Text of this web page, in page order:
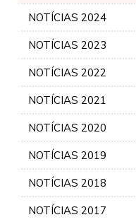
NOTÍCIAS 2024
NOTÍCIAS 2023
NOTÍCIAS 2022
NOTÍCIAS 2021
NOTÍCIAS 2020
NOTÍCIAS 2019
NOTÍCIAS 2018
NOTÍCIAS 2017